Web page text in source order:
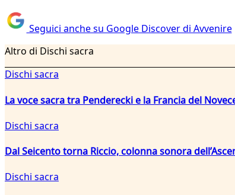
Seguici anche su Google Discover di Avvenire
Altro di Dischi sacra
Dischi sacra
La voce sacra tra Penderecki e la Francia del
Dischi sacra
Dal Seicento torna Riccio, colonna sonora
Dischi sacra